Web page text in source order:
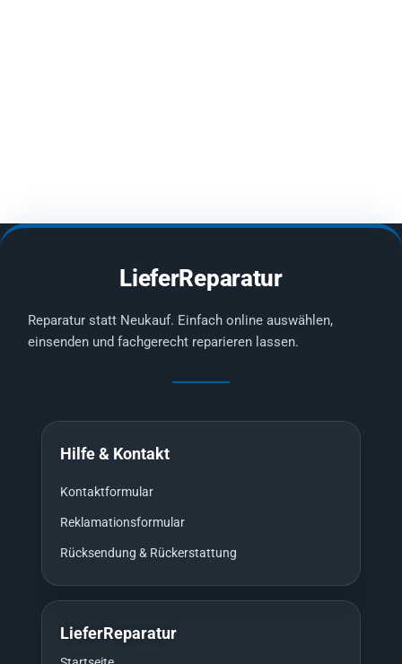
LieferReparatur
Reparatur statt Neukauf. Einfach online auswählen,
einsenden und fachgerecht reparieren lassen.
Hilfe & Kontakt
Kontaktformular
Reklamationsformular
Rücksendung & Rückerstattung
LieferReparatur